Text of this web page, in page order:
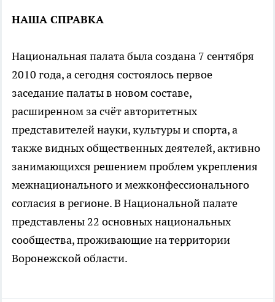
НАША СПРАВКА
Национальная палата была создана 7 сентября
2010 года, а сегодня состоялось первое
заседание палаты в новом составе,
расширенном за счёт авторитетных
представителей науки, культуры и спорта, а
также видных общественных деятелей, активно
занимающихся решением проблем укрепления
межнационального и межконфессионального
согласия в регионе. В Национальной палате
представлены 22 основных национальных
сообщества, проживающие на территории
Воронежской области.